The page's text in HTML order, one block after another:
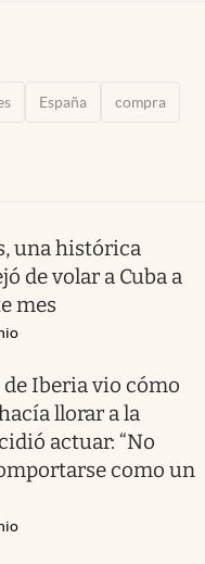
España compra
una histórica
de volar a Cuba a
mes
Iberia vio cómo
llorar a la
actuar: “No
como un